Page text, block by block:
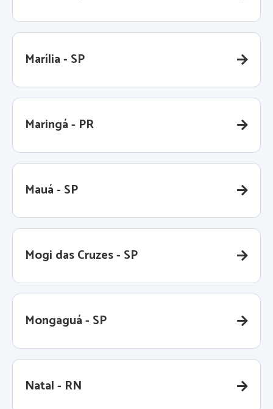
Marília - SP
Maringá - PR
Mauá - SP
Mogi das Cruzes - SP
Mongaguá - SP
Natal - RN